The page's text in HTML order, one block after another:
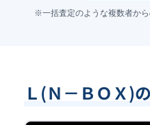
※一括査定のような複数者か
Ｌ(Ｎ－ＢＯＸ)